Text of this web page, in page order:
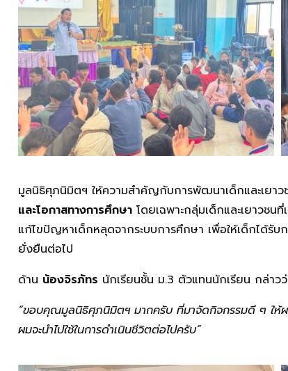
มูลนิธิศุภนิมิตฯ ให้ความสำคัญกับการพัฒนาเด็กและเยาว
และโอกาสทางการศึกษา โดยเฉพาะกลุ่มเด็กและเยาวชน
แก้ไขปัญหาเด็กหลุดจากระบบการศึกษา เพื่อให้เด็กได้รั
ยั่งยืนต่อไป
ด้าน น้องจิรภัทร นักเรียนชั้น ม.3 ตัวแทนนักเรียน กล่าว
“ขอบคุณมูลนิธิศุภนิมิตฯ มากครับ ที่มาจัดกิจกรรมดี ๆ ให้ผ
ผมจะนำไปใช้ในการดำเนินชีวิตต่อไปครับ”